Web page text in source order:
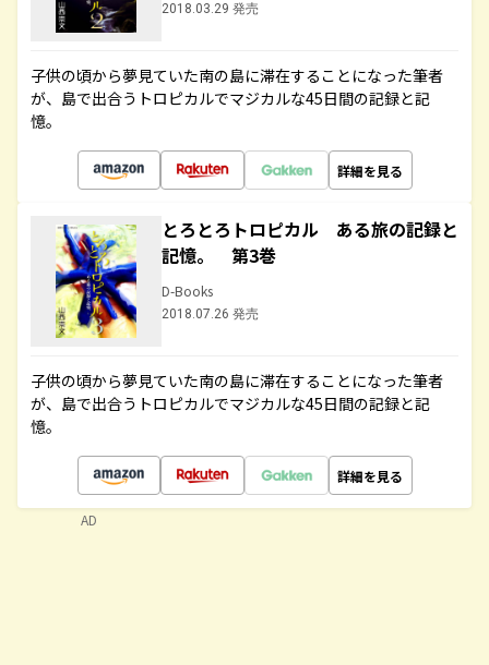
2018.03.29 発売
子供の頃から夢見ていた南の島に滞在することになった筆者
が、島で出合うトロピカルでマジカルな45日間の記録と記
憶。
詳細を見る
とろとろトロピカル ある旅の記録と
記憶。 第3巻
D-Books
2018.07.26 発売
子供の頃から夢見ていた南の島に滞在することになった筆者
が、島で出合うトロピカルでマジカルな45日間の記録と記
憶。
詳細を見る
AD